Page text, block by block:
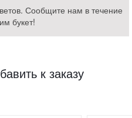
Сообщите нам в течение
букет!
к заказу